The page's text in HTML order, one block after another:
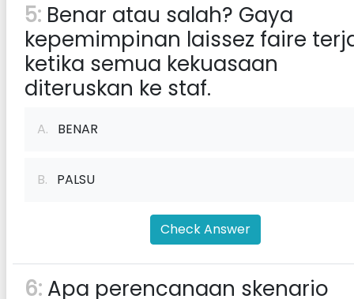
5: Benar atau salah? Gaya
kepemimpinan laissez faire
ketika semua kekuasaan
diteruskan ke staf.
A. BENAR
B. PALSU
Check Answer
6: Apa perencanaan skenario